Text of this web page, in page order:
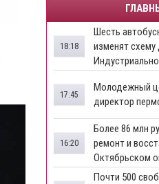
Шесть
изменят схему
18:18
Молодежный
директор
17:45
Более 86 млн
ремонт и
Октябрьском
16:20
Почти 500